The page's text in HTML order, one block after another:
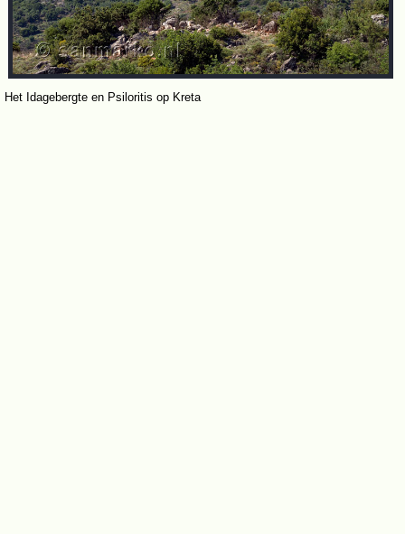
Het Idagebergte en Psiloritis op Kreta